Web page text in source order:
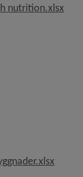
nutrition.xlsx,
kB, öppnas i
fönster.
, 18.1